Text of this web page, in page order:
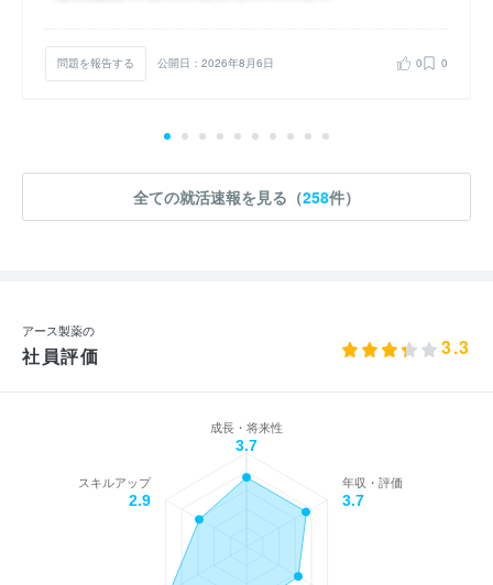
問題を報告する 公開日：2026年8月6日 0 0
全ての就活速報を見る（258件）
アース製薬の
社員評価 3.3
成長・将来性
3.7
年収・評価
3.7
スキルアップ
2.9